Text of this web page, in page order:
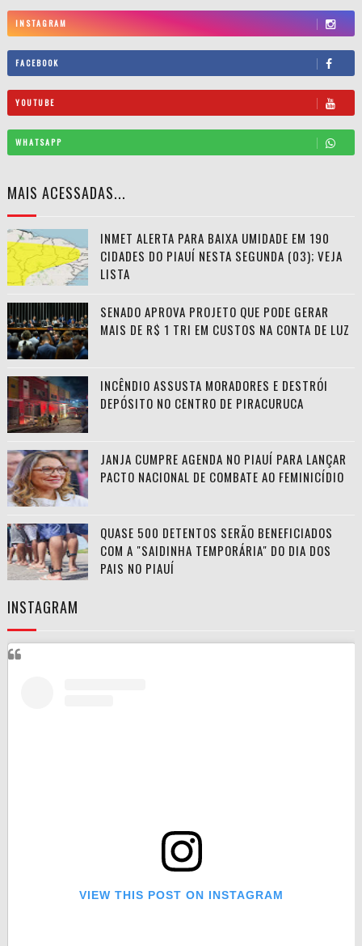
INSTAGRAM
FACEBOOK
YOUTUBE
WHATSAPP
MAIS ACESSADAS...
INMET ALERTA PARA BAIXA UMIDADE EM 190
CIDADES DO PIAUÍ NESTA SEGUNDA (03); VEJA
LISTA
SENADO APROVA PROJETO QUE PODE GERAR
MAIS DE R$ 1 TRI EM CUSTOS NA CONTA DE LUZ
INCÊNDIO ASSUSTA MORADORES E DESTRÓI
DEPÓSITO NO CENTRO DE PIRACURUCA
JANJA CUMPRE AGENDA NO PIAUÍ PARA LANÇAR
PACTO NACIONAL DE COMBATE AO FEMINICÍDIO
QUASE 500 DETENTOS SERÃO BENEFICIADOS
COM A "SAIDINHA TEMPORÁRIA" DO DIA DOS
PAIS NO PIAUÍ
INSTAGRAM
VIEW THIS POST ON INSTAGRAM